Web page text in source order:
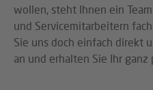
wollen, steht Ihnen ein
und Servicemitarbeitern
Sie uns doch einfach direkt
an und erhalten Sie Ihr